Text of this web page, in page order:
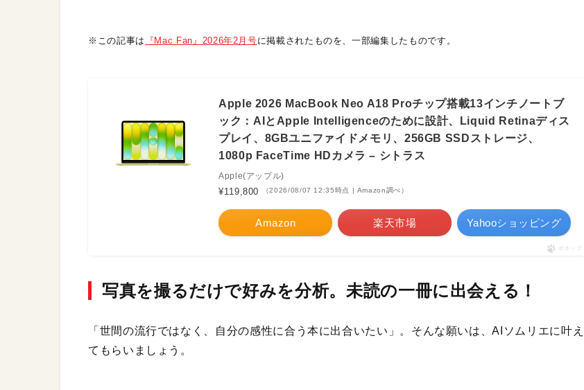
※この記事は 『Mac Fan』2026年2月号に掲載されたものを、一部編集したものです。
Apple 2026 MacBook Neo A18 Proチップ搭載13インチノートブ
ック：AIとApple Intelligenceのために設計、Liquid Retinaディス
プレイ、8GBユニファイドメモリ、256GB SSDストレージ、
1080p FaceTime HDカメラ – シトラス
Apple(アップル)
¥119,800 （2026/08/07 12:35時点 | Amazon調べ）
Amazon 楽天市場 Yahooショッピング
ポチップ
写真を撮るだけで好みを分析。未読の一冊に出会える！
「世間の流行ではなく、自分の感性に合う本に出合いたい」。そんな願いは、AIソムリエに叶え
てもらいましょう。